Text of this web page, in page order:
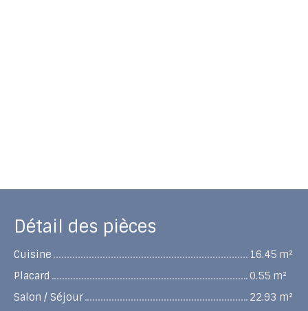
Détail des pièces
Cuisine
16.45 m²
Placard
0.55 m²
Salon / Séjour
22.93 m²